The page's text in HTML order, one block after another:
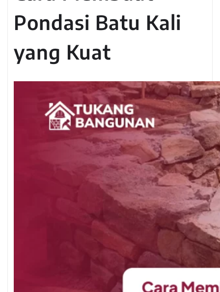
Pondasi Batu Kali
yang Kuat